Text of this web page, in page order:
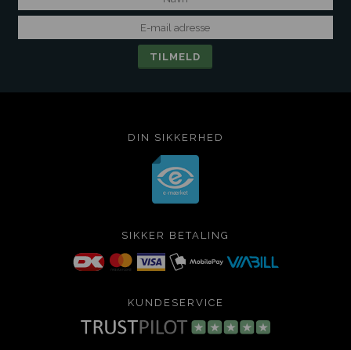
DIN SIKKERHED
SIKKER BETALING
KUNDESERVICE